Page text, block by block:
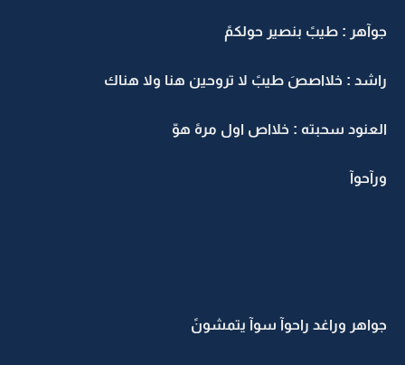
جوآهر : طيبً بنصير حولكمً
راشد : خلااصصَ طيبً لا تروحين هنا ولا هناك
العنود سحبته : خلااص اول مرهً هوّ
ورآحوآ
جواهر وراغد راحوآ سوآ يتمشونً